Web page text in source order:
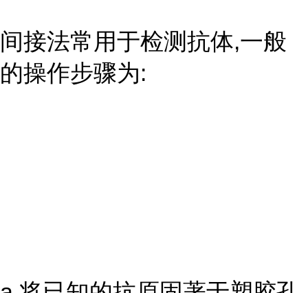
间接法常用于检测抗体,一般
的操作步骤为: